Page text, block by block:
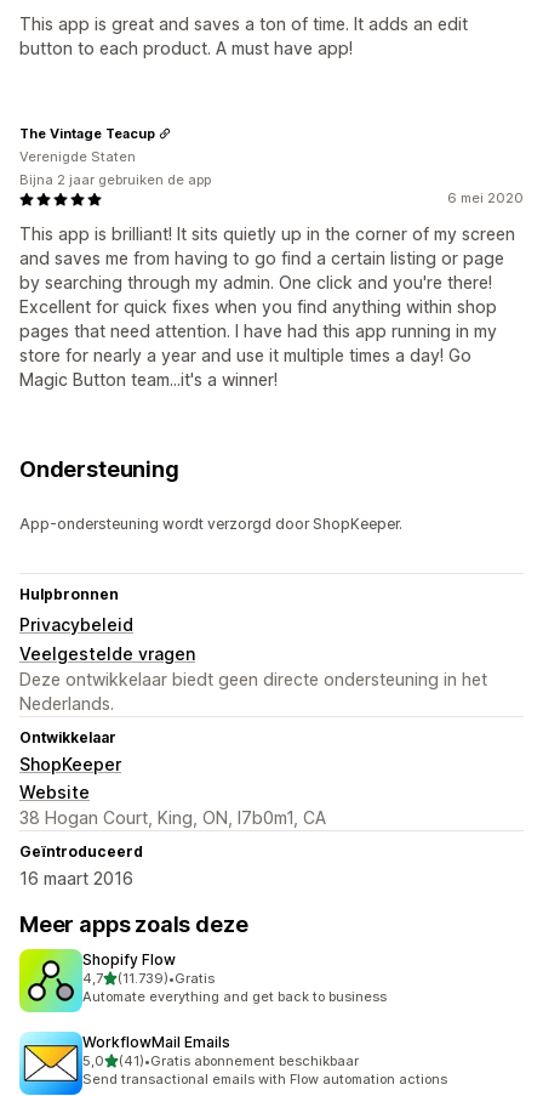
This app is great and saves a ton of time. It adds an edit
button to each product. A must have app!
6 mei 2020
This app is brilliant! It sits quietly up in the corner of my screen
and saves me from having to go find a certain listing or page
by searching through my admin. One click and you're there!
Excellent for quick fixes when you find anything within shop
pages that need attention. I have had this app running in my
store for nearly a year and use it multiple times a day! Go
Magic Button team...it's a winner!
The Vintage Teacup
Verenigde Staten
Bijna 2 jaar gebruiken de app
Ondersteuning
App-ondersteuning wordt verzorgd door ShopKeeper.
Hulpbronnen
Privacybeleid
Veelgestelde vragen
Deze ontwikkelaar biedt geen directe ondersteuning in het
Nederlands.
Ontwikkelaar
ShopKeeper
Website
38 Hogan Court, King, ON, l7b0m1, CA
Geïntroduceerd
16 maart 2016
Meer apps zoals deze
Shopify Flow
4,7van 5 sterren
(11.739)
11739 recensies in totaal
•Gratis
Automate everything and get back to business
WorkflowMail Emails
5,0van 5 sterren
(41)
41 recensies in totaal
•Gratis abonnement beschikbaar
Send transactional emails with Flow automation actions